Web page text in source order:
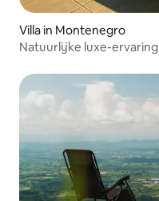
Villa in Montenegro
Natuurlijke luxe-ervaring